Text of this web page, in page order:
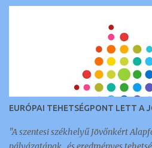
EURÓPAI TEHETSÉGPONT LETT A
"A szentesi székhelyű Jövőnkért